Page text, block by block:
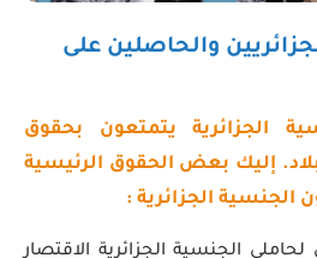
والحاصلين على
الجزائرية يتمتعون بحقوق
إليك بعض الحقوق الرئيسية
الجزائرية :
الجنسية الجزائرية الاقتصار